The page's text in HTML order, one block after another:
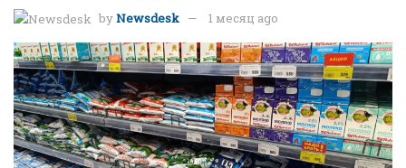
byNewsdesk 1 месяц ago